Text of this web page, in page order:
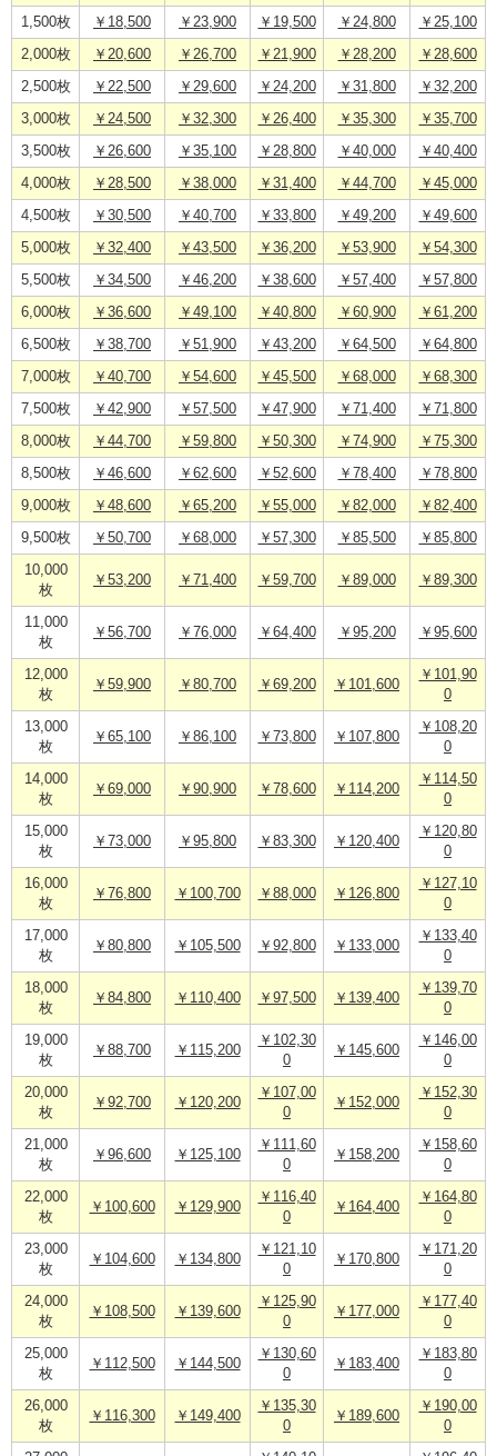
1,500枚 ￥18,500 ￥23,900 ￥19,500 ￥24,800 ￥25,100
2,000枚 ￥20,600 ￥26,700 ￥21,900 ￥28,200 ￥28,600
2,500枚 ￥22,500 ￥29,600 ￥24,200 ￥31,800 ￥32,200
3,000枚 ￥24,500 ￥32,300 ￥26,400 ￥35,300 ￥35,700
3,500枚 ￥26,600 ￥35,100 ￥28,800 ￥40,000 ￥40,400
4,000枚 ￥28,500 ￥38,000 ￥31,400 ￥44,700 ￥45,000
4,500枚 ￥30,500 ￥40,700 ￥33,800 ￥49,200 ￥49,600
5,000枚 ￥32,400 ￥43,500 ￥36,200 ￥53,900 ￥54,300
5,500枚 ￥34,500 ￥46,200 ￥38,600 ￥57,400 ￥57,800
6,000枚 ￥36,600 ￥49,100 ￥40,800 ￥60,900 ￥61,200
6,500枚 ￥38,700 ￥51,900 ￥43,200 ￥64,500 ￥64,800
7,000枚 ￥40,700 ￥54,600 ￥45,500 ￥68,000 ￥68,300
7,500枚 ￥42,900 ￥57,500 ￥47,900 ￥71,400 ￥71,800
8,000枚 ￥44,700 ￥59,800 ￥50,300 ￥74,900 ￥75,300
8,500枚 ￥46,600 ￥62,600 ￥52,600 ￥78,400 ￥78,800
9,000枚 ￥48,600 ￥65,200 ￥55,000 ￥82,000 ￥82,400
9,500枚 ￥50,700 ￥68,000 ￥57,300 ￥85,500 ￥85,800
10,000
枚
￥53,200 ￥71,400 ￥59,700 ￥89,000 ￥89,300
11,000
枚
￥56,700 ￥76,000 ￥64,400 ￥95,200 ￥95,600
12,000
枚
￥59,900 ￥80,700 ￥69,200 ￥101,600
￥101,90
0
13,000
枚
￥65,100 ￥86,100 ￥73,800 ￥107,800
￥108,20
0
14,000
枚
￥69,000 ￥90,900 ￥78,600 ￥114,200
￥114,50
0
15,000
枚
￥73,000 ￥95,800 ￥83,300 ￥120,400
￥120,80
0
16,000
枚
￥76,800 ￥100,700 ￥88,000 ￥126,800
￥127,10
0
17,000
枚
￥80,800 ￥105,500 ￥92,800 ￥133,000
￥133,40
0
18,000
枚
￥84,800 ￥110,400 ￥97,500 ￥139,400
￥139,70
0
19,000
枚
￥88,700 ￥115,200
￥102,30
0
￥145,600
￥146,00
0
20,000
枚
￥92,700 ￥120,200
￥107,00
0
￥152,000
￥152,30
0
21,000
枚
￥96,600 ￥125,100
￥111,60
0
￥158,200
￥158,60
0
22,000
枚
￥100,600 ￥129,900
￥116,40
0
￥164,400
￥164,80
0
23,000
枚
￥104,600 ￥134,800
￥121,10
0
￥170,800
￥171,20
0
24,000
枚
￥108,500 ￥139,600
￥125,90
0
￥177,000
￥177,40
0
25,000
枚
￥112,500 ￥144,500
￥130,60
0
￥183,400
￥183,80
0
26,000
枚
￥116,300 ￥149,400
￥135,30
0
￥189,600
￥190,00
0